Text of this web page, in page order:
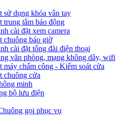
sử dụng khóa vân tay
trung tâm báo động
cài đặt xem camera
chuông báo giờ
cài đặt tổng đài điện thoại
văn phòng, mạng không dây, wifi
máy chấm công - Kiểm soát cửa
chuông cửa
minh
bộ lưu điện
gọi phục vụ